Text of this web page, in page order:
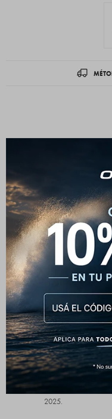
Jogger
MATERIALES
Los productos
duraderos, más
reciclados y
que actualmente
un 50 % de
clasificado como
decir que más de 8
Primavera/Verano de
O'Neill Blue, y no nos
2025.